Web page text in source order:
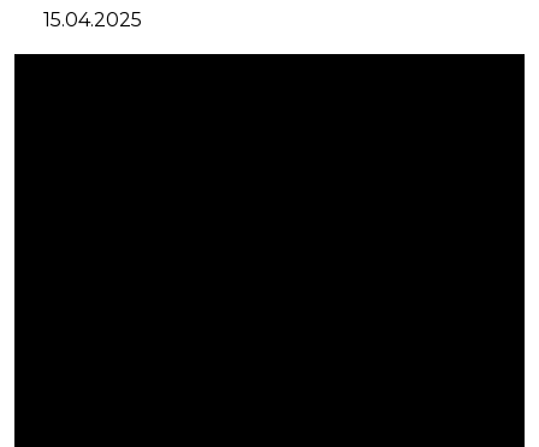
15.04.2025